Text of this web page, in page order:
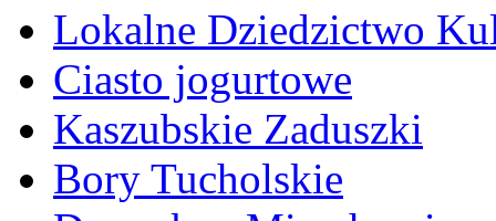
Lokalne Dziedzictwo
Ciasto jogurtowe
Kaszubskie Zaduszki
Bory Tucholskie